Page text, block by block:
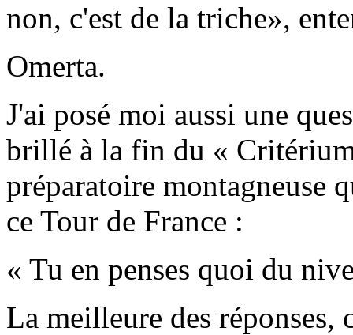
non, c'est de la triche»,
Omerta.
J'ai posé moi aussi une
brillé à la fin du «
préparatoire montagneuse
ce Tour de France :
« Tu en penses quoi du
La meilleure des réponses,